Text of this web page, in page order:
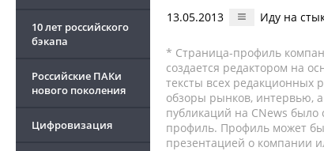
10 лет российского
бэкапа
Российские ПАКи
нового поколения
Цифровизация
13.05.2013 Иду на
* Страница-профиль
создается редактором на
тексты всех редакционных
обзоры рынков, интервью,
публикаций на CNews
профиль. Профиль может
презентацией о компании